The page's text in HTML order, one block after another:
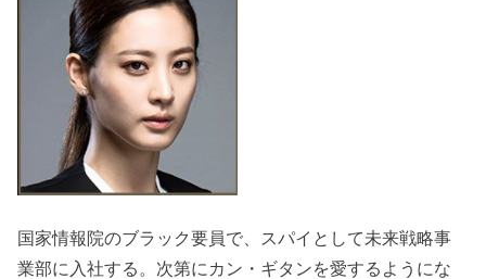
国家情報院のブラック要員で、スパイとして未来戦略事
業部に入社する。次第にカン・ギタンを愛するようにな